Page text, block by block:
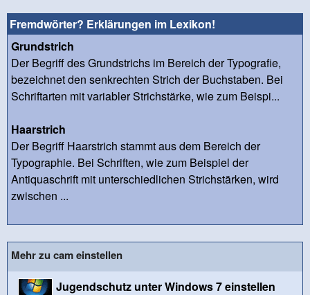
Fremdwörter? Erklärungen im Lexikon!
Grundstrich
Der Begriff des Grundstrichs im Bereich der Typografie,
bezeichnet den senkrechten Strich der Buchstaben. Bei
Schriftarten mit variabler Strichstärke, wie zum Beispi...
Haarstrich
Der Begriff Haarstrich stammt aus dem Bereich der
Typographie. Bei Schriften, wie zum Beispiel der
Antiquaschrift mit unterschiedlichen Strichstärken, wird
zwischen ...
Mehr zu cam einstellen
Jugendschutz unter Windows 7 einstellen